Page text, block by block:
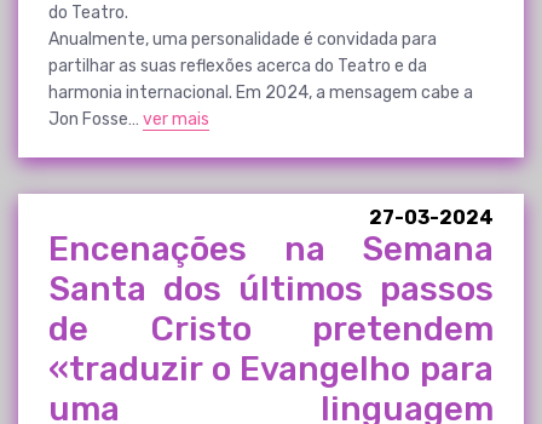
do Teatro.
Anualmente, uma personalidade é convidada para
partilhar as suas reflexões acerca do Teatro e da
harmonia internacional. Em 2024, a mensagem cabe a
Jon Fosse… ver mais
27-03-2024
Encenações na Semana
Santa dos últimos passos
de Cristo pretendem
«traduzir o Evangelho para
uma linguagem